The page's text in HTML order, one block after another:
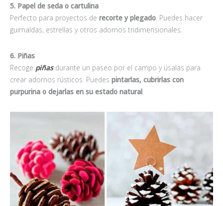
5. Papel de seda o cartulina
Perfecto para proyectos de recorte y plegado . Puedes hacer
guirnaldas, estrellas y otros adornos tridimensionales.
6. Piñas
Recoge piñasdurante un paseo por el campo y úsalas para
crear adornos rústicos. Puedes pintarlas, cubrirlas con
purpurina o dejarlas en su estado natural.